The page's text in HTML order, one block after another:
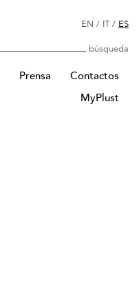
Prensa
Contactos
MyPlust
EN / IT/ ES
Búsqueda